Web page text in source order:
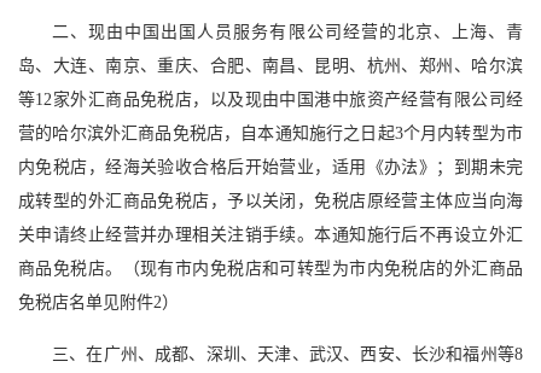
二、现由中国出国人员服务有限公司经营的北京、上海、青
岛、大连、南京、重庆、合肥、南昌、昆明、杭州、郑州、哈尔滨
等12家外汇商品免税店，以及现由中国港中旅资产经营有限公司经
营的哈尔滨外汇商品免税店，自本通知施行之日起3个月内转型为市
内免税店，经海关验收合格后开始营业，适用《办法》；到期未完
成转型的外汇商品免税店，予以关闭，免税店原经营主体应当向海
关申请终止经营并办理相关注销手续。本通知施行后不再设立外汇
商品免税店。（现有市内免税店和可转型为市内免税店的外汇商品
免税店名单见附件2）
三、在广州、成都、深圳、天津、武汉、西安、长沙和福州等8